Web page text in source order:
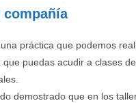
compañía
práctica que podemos
que puedas acudir a clases
demostrado que en los